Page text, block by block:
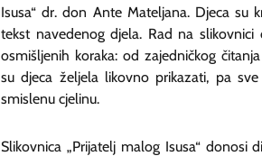
Isusa“ dr. don Ante Mateljana. Djeca su
tekst navedenog djela. Rad na
osmišljenih koraka: od zajedničkog
su djeca željela likovno prikazati, pa
smislenu cjelinu.
Slikovnica „Prijatelj malog Isusa“ donosi